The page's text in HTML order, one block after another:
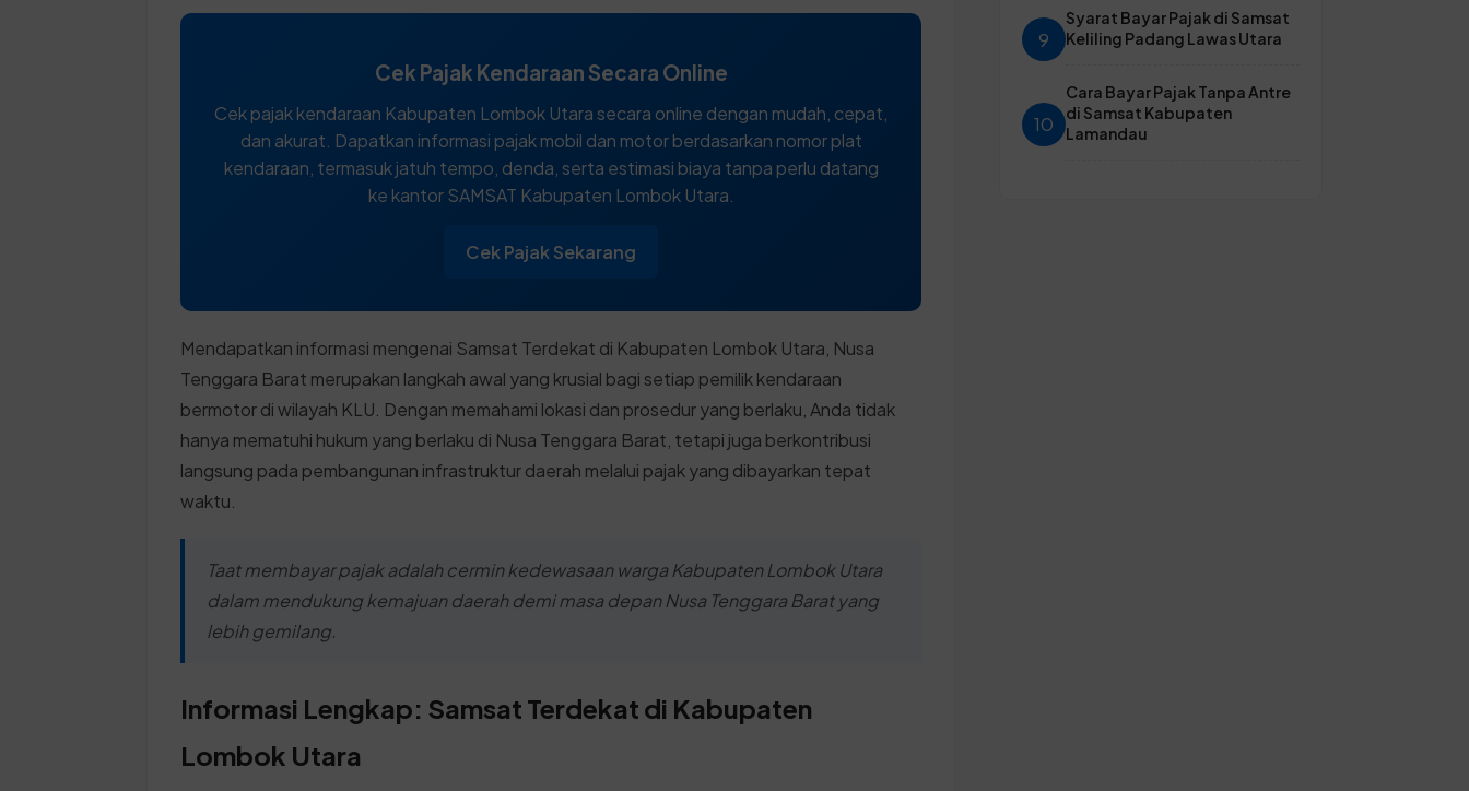
Cek Pajak Kendaraan Secara Online
Cek pajak kendaraan Kabupaten Lombok Utara secara online dengan mudah, cepat,
dan akurat. Dapatkan informasi pajak mobil dan motor berdasarkan nomor plat
kendaraan, termasuk jatuh tempo, denda, serta estimasi biaya tanpa perlu datang
ke kantor SAMSAT Kabupaten Lombok Utara.
Cek Pajak Sekarang
Mendapatkan informasi mengenai Samsat Terdekat di Kabupaten Lombok Utara, Nusa
Tenggara Barat merupakan langkah awal yang krusial bagi setiap pemilik kendaraan
bermotor di wilayah KLU. Dengan memahami lokasi dan prosedur yang berlaku, Anda tidak
hanya mematuhi hukum yang berlaku di Nusa Tenggara Barat, tetapi juga berkontribusi
langsung pada pembangunan infrastruktur daerah melalui pajak yang dibayarkan tepat
waktu.
Taat membayar pajak adalah cermin kedewasaan warga Kabupaten Lombok Utara
dalam mendukung kemajuan daerah demi masa depan Nusa Tenggara Barat yang
lebih gemilang.
Informasi Lengkap: Samsat Terdekat di Kabupaten
Lombok Utara
9
Syarat Bayar Pajak di Samsat
Keliling Padang Lawas Utara
10
Cara Bayar Pajak Tanpa Antre
di Samsat Kabupaten
Lamandau